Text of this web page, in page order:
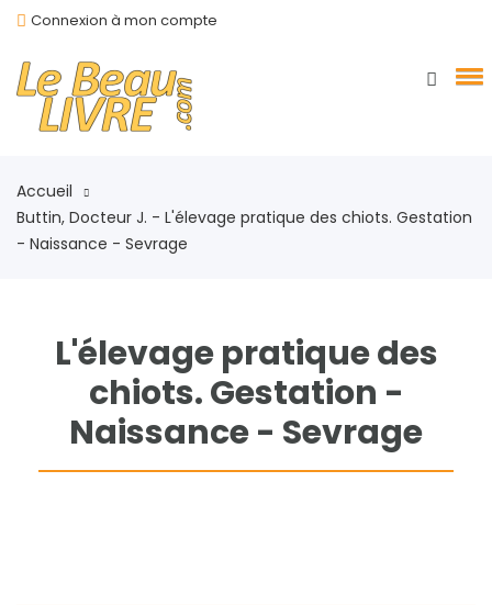
Connexion à mon compte
Accueil
Buttin, Docteur J. - L'élevage pratique des chiots. Gestation
- Naissance - Sevrage
L'élevage pratique des
chiots. Gestation -
Naissance - Sevrage